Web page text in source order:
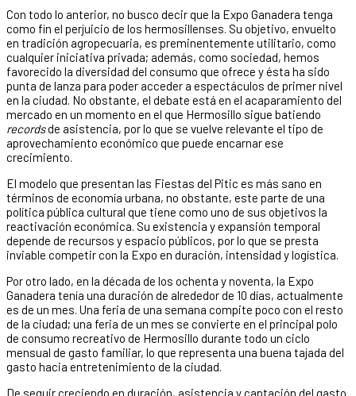
Con todo lo anterior, no busco decir que la Expo Ganadera tenga
como fin el perjuicio de los hermosillenses. Su objetivo, envuelto
en tradición agropecuaria, es preminentemente utilitario, como
cualquier iniciativa privada; además, como sociedad, hemos
favorecido la diversidad del consumo que ofrece y ésta ha sido
punta de lanza para poder acceder a espectáculos de primer nivel
en la ciudad. No obstante, el debate está en el acaparamiento del
mercado en un momento en el que Hermosillo sigue batiendo
recordsde asistencia, por lo que se vuelve relevante el tipo de
aprovechamiento económico que puede encarnar ese
crecimiento.
El modelo que presentan las Fiestas del Pitic es más sano en
términos de economía urbana, no obstante, este parte de una
política pública cultural que tiene como uno de sus objetivos la
reactivación económica. Su existencia y expansión temporal
depende de recursos y espacio públicos, por lo que se presta
inviable competir con la Expo en duración, intensidad y logística.
Por otro lado, en la década de los ochenta y noventa, la Expo
Ganadera tenía una duración de alrededor de 10 días, actualmente
es de un mes. Una feria de una semana compite poco con el resto
de la ciudad; una feria de un mes se convierte en el principal polo
de consumo recreativo de Hermosillo durante todo un ciclo
mensual de gasto familiar, lo que representa una buena tajada del
gasto hacia entretenimiento de la ciudad.
De seguir creciendo en duración, asistencia y captación del gasto